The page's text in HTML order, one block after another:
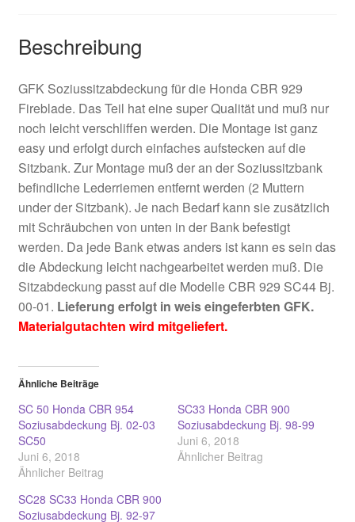
Beschreibung
GFK Soziussitzabdeckung für die Honda CBR 929
Fireblade. Das Teil hat eine super Qualität und muß nur
noch leicht verschliffen werden. Die Montage ist ganz
easy und erfolgt durch einfaches aufstecken auf die
Sitzbank. Zur Montage muß der an der Soziussitzbank
befindliche Lederriemen entfernt werden (2 Muttern
under der Sitzbank). Je nach Bedarf kann sie zusätzlich
mit Schräubchen von unten in der Bank befestigt
werden. Da jede Bank etwas anders ist kann es sein das
die Abdeckung leicht nachgearbeitet werden muß. Die
Sitzabdeckung passt auf die Modelle CBR 929 SC44 Bj.
00-01. Lieferung erfolgt in weis eingeferbten GFK.
Materialgutachten wird mitgeliefert.
Ähnliche Beiträge
SC 50 Honda CBR 954
Soziusabdeckung Bj. 02-03
SC50
Juni 6, 2018
Ähnlicher Beitrag
SC33 Honda CBR 900
Soziusabdeckung Bj. 98-99
Juni 6, 2018
Ähnlicher Beitrag
SC28 SC33 Honda CBR 900
Soziusabdeckung Bj. 92-97